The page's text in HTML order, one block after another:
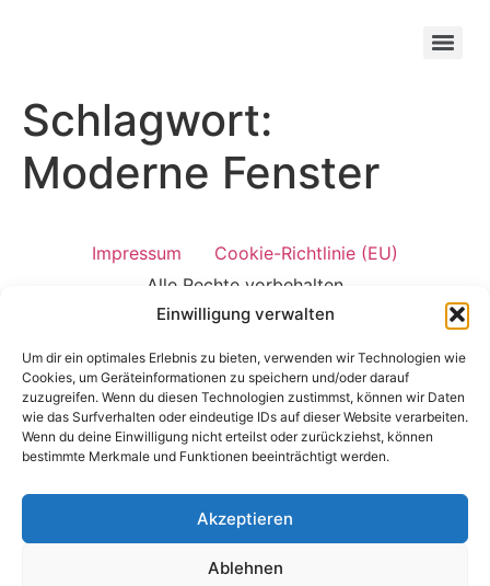
Einwilligung verwalten
Um dir ein optimales Erlebnis zu bieten, verwenden wir Technologien wie
Cookies, um Geräteinformationen zu speichern und/oder darauf
zuzugreifen. Wenn du diesen Technologien zustimmst, können wir Daten
wie das Surfverhalten oder eindeutige IDs auf dieser Website verarbeiten.
Wenn du deine Einwilligung nicht erteilst oder zurückziehst, können
bestimmte Merkmale und Funktionen beeinträchtigt werden.
Akzeptieren
Ablehnen
Schlagwort:
Moderne Fenster
Impressum
Cookie-Richtlinie (EU)
Alle Rechte vorbehalten